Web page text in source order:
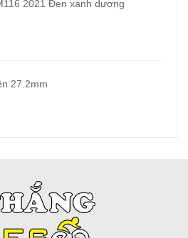
2021 Đen xanh dương
27.2mm